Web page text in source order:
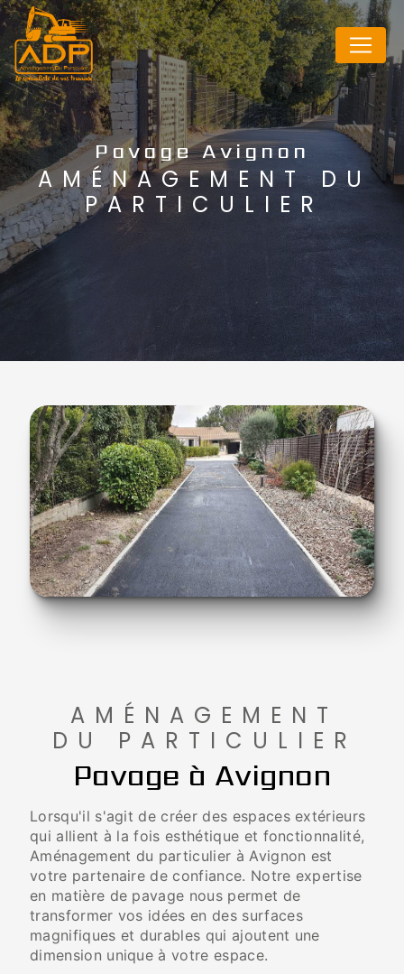
Pavage Avignon
AMÉNAGEMENT DU
PARTICULIER
AMÉNAGEMENT
DU PARTICULIER
Pavage à Avignon
Lorsqu'il s'agit de créer des espaces extérieurs
qui allient à la fois esthétique et fonctionnalité,
Aménagement du particulier à Avignon est
votre partenaire de confiance. Notre expertise
en matière de pavage nous permet de
transformer vos idées en des surfaces
magnifiques et durables qui ajoutent une
dimension unique à votre espace.
Panneau de gestion des cookies